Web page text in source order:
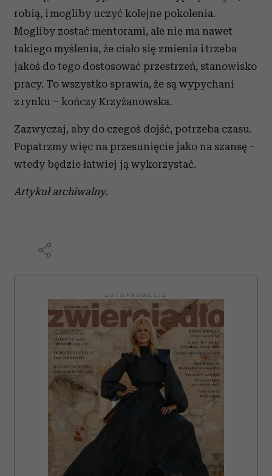
robią, i mogliby uczyć kolejne pokolenia.
Mogliby zostać mentorami, ale nie ma nawet
takiego myślenia, że ciało się zmienia i trzeba
jakoś do tego dostosować przestrzeń, stanowisko
pracy. To wszystko sprawia, że są wypychani
z rynku – kończy Krzyżanowska.
Zazwyczaj, aby do czegoś dojść, potrzeba czasu.
Popatrzmy więc na przesunięcie jako na szansę –
wtedy będzie łatwiej ją wykorzystać.
Artykuł archiwalny.
AUTOPROMOCJA